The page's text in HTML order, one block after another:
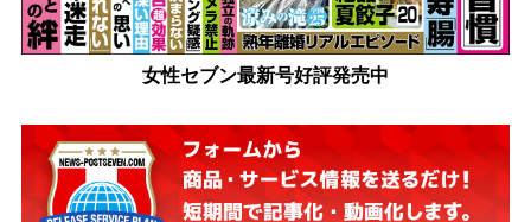
女性セブン最新号好評発売中